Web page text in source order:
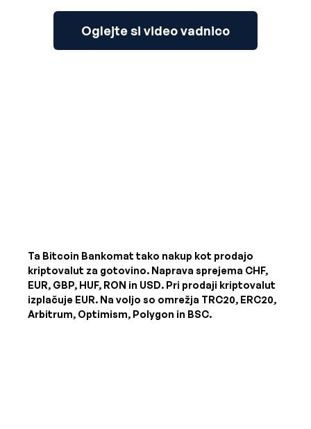
Oglejte si video vadnico
Ta Bitcoin Bankomat tako nakup kot prodajo
kriptovalut za gotovino. Naprava sprejema CHF,
EUR, GBP, HUF, RON in USD. Pri prodaji kriptovalut
izplačuje EUR. Na voljo so omrežja TRC20, ERC20,
Arbitrum, Optimism, Polygon in BSC.